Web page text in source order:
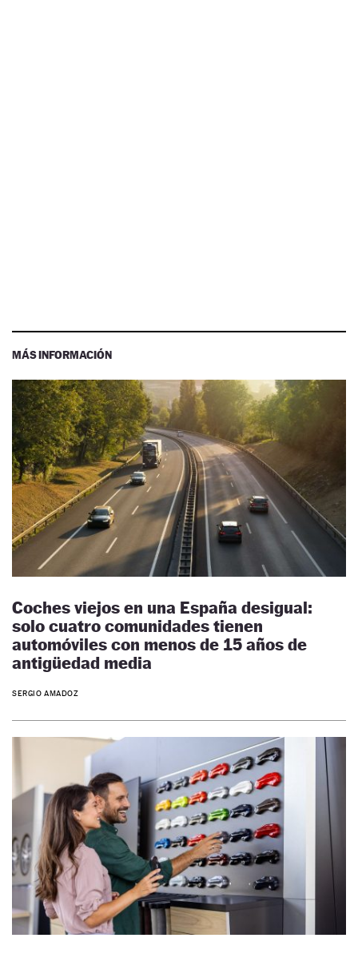
MÁS INFORMACIÓN
Coches viejos en una España desigual:
solo cuatro comunidades tienen
automóviles con menos de 15 años de
antigüedad media
SERGIO AMADOZ